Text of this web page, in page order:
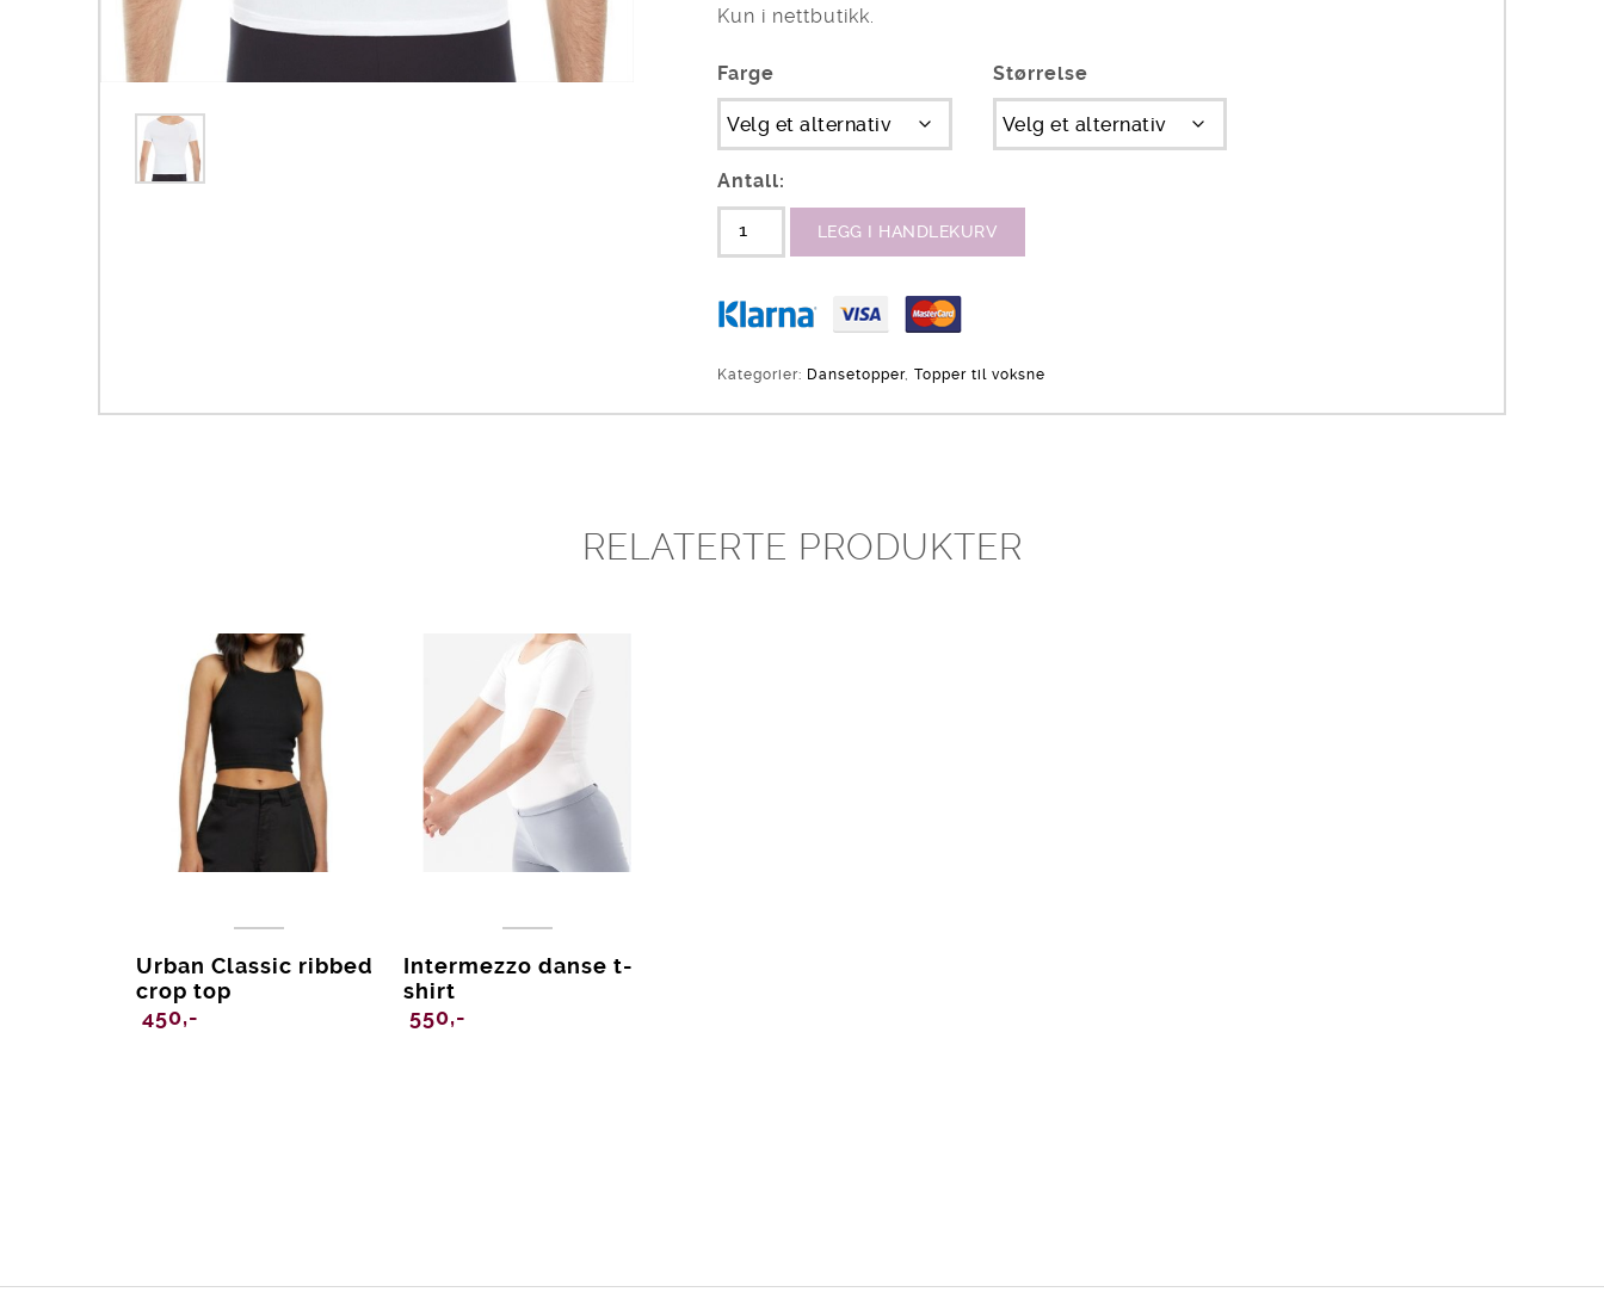
Kun i nettbutikk.
Farge Størrelse
Antall:
LEGG I HANDLEKURV
Kategorier: Dansetopper,Topper til voksne
RELATERTE PRODUKTER
Urban Classic ribbed
crop top
450,-
Intermezzo danse t-
shirt
550,-